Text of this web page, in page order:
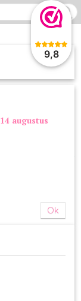
9,8
Yuri
augustus
Ok